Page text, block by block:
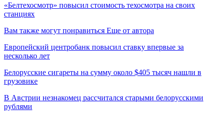
«Белтехосмотр» повысил стоимость техосмотра на своих
станциях
Вам также могут понравиться Еще от автора
Европейский центробанк повысил ставку впервые за
несколько лет
Белорусские сигареты на сумму около $405 тысяч нашли в
грузовике
В Австрии незнакомец рассчитался старыми белорусскими
рублями